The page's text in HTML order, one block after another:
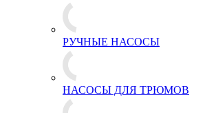
РУЧНЫЕ НАСОСЫ
НАСОСЫ ДЛЯ ТРЮМОВ